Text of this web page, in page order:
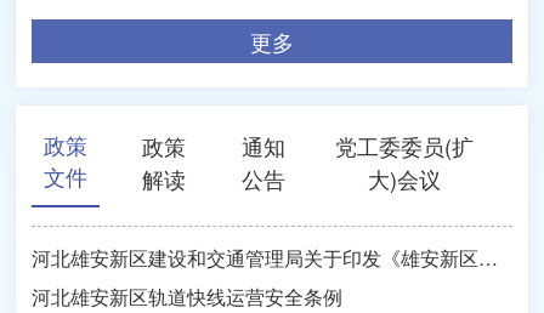
更多
政策
文件
政策
解读
通知
公告
党工委委员(扩
大)会议
河北雄安新区建设和交通管理局关于印发《雄安新区建设工程施工许可管理暂行办法》的通知
河北雄安新区轨道快线运营安全条例